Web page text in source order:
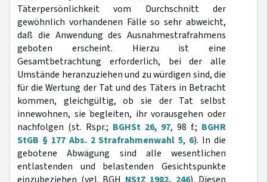
Täterpersönlichkeit vom Durchschnitt der
gewöhnlich vorhandenen Fälle so sehr abweicht,
daß die Anwendung des Ausnahmestrafrahmens
geboten erscheint. Hierzu ist eine
Gesamtbetrachtung erforderlich, bei der alle
Umstände heranzuziehen und zu würdigen sind, die
für die Wertung der Tat und des Täters in Betracht
kommen, gleichgültig, ob sie der Tat selbst
innewohnen, sie begleiten, ihr vorausgehen oder
nachfolgen (st. Rspr.; BGHSt 26, 97, 98 f.; BGHR
StGB § 177 Abs. 2 Strafrahmenwahl 5, 6). In die
gebotene Abwägung sind alle wesentlichen
entlastenden und belastenden Gesichtspunkte